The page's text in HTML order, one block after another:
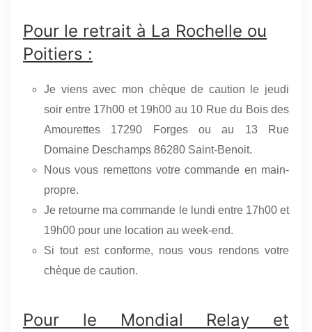
Pour le retrait à La Rochelle ou
Poitiers :
Je viens avec mon chèque de caution le jeudi
soir entre 17h00 et 19h00 au 10 Rue du Bois des
Amourettes 17290 Forges ou au 13 Rue
Domaine Deschamps 86280 Saint-Benoit.
Nous vous remettons votre commande en main-
propre.
Je retourne ma commande le lundi entre 17h00 et
19h00 pour une location au week-end.
Si tout est conforme, nous vous rendons votre
chèque de caution.
Pour le Mondial Relay et